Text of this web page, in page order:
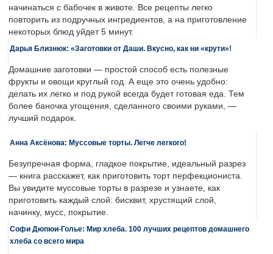
начинаться с бабочек в животе. Все рецепты легко
повторить из подручных ингредиентов, а на приготовление
некоторых блюд уйдет 5 минут.
Дарья Близнюк: «Заготовки от Даши. Вкусно, как ни «крути»!
Домашние заготовки — простой способ есть полезные
фрукты и овощи круглый год. А еще это очень удобно:
делать их легко и под рукой всегда будет готовая еда. Тем
более баночка угощения, сделанного своими руками, —
лучший подарок.
Анна Аксёнова: Муссовые торты. Легче легкого!
Безупречная форма, гладкое покрытие, идеальный разрез
— книга расскажет, как приготовить торт перфекциониста.
Вы увидите муссовые торты в разрезе и узнаете, как
приготовить каждый слой: бисквит, хрустящий слой,
начинку, мусс, покрытие.
Софи Дюпюи-Голье: Мир хлеба. 100 лучших рецептов домашнего
хлеба со всего мира